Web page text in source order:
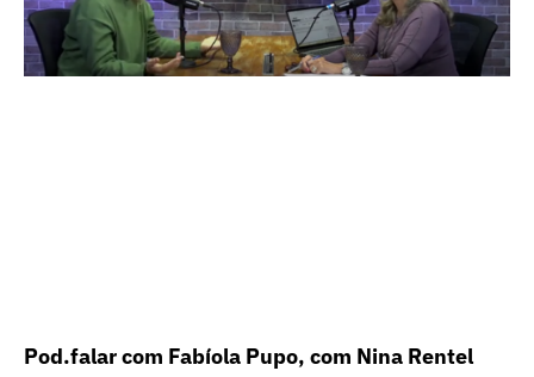
Pod.falar com Fabíola Pupo, com Nina Rentel